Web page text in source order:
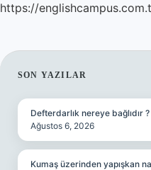
https://
SIDEBAR
SON YAZILAR
Defterdarlık nereye bağlıdır ?
Ağustos 6, 2026
Kumaş üzerinden yapışkan